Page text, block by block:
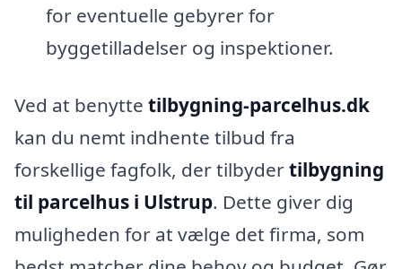
for eventuelle gebyrer for
byggetilladelser og inspektioner.
Ved at benytte tilbygning-parcelhus.dk
kan du nemt indhente tilbud fra
forskellige fagfolk, der tilbydertilbygning
til parcelhus i Ulstrup. Dette giver dig
muligheden for at vælge det firma, som